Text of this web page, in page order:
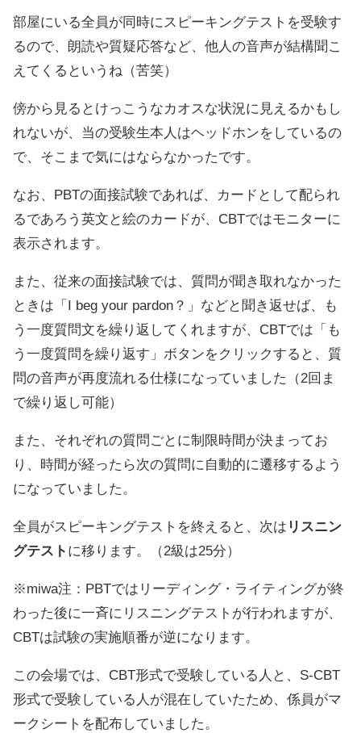
部屋にいる全員が同時にスピーキングテストを受験す
るので、朗読や質疑応答など、他人の音声が結構聞こ
えてくるというね（苦笑）
傍から見るとけっこうなカオスな状況に見えるかもし
れないが、当の受験生本人はヘッドホンをしているの
で、そこまで気にはならなかったです。
なお、PBTの面接試験であれば、カードとして配られ
るであろう英文と絵のカードが、CBTではモニターに
表示されます。
また、従来の面接試験では、質問が聞き取れなかった
ときは「I beg your pardon？」などと聞き返せば、も
う一度質問文を繰り返してくれますが、CBTでは「も
う一度質問を繰り返す」ボタンをクリックすると、質
問の音声が再度流れる仕様になっていました（2回ま
で繰り返し可能）
また、それぞれの質問ごとに制限時間が決まってお
り、時間が経ったら次の質問に自動的に遷移するよう
になっていました。
全員がスピーキングテストを終えると、次は リスニン
グテスト に移ります。（2級は25分）
※miwa注：PBTではリーディング・ライティングが終
わった後に一斉にリスニングテストが行われますが、
CBTは試験の実施順番が逆になります。
この会場では、CBT形式で受験している人と、S-CBT
形式で受験している人が混在していたため、係員がマ
ークシートを配布していました。